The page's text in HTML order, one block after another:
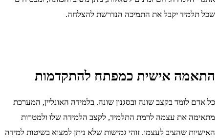
שכל תלמיד יקבל את התמיכה הנדרשת להצלחה.
התאמה אישית כמפתח להתקדמות
כל אדם לומד בקצב שונה ובסגנון שונה. בלמידה האונליין, המערכת
מתאימה את עצמה לרמת התלמיד, לקצב הלמידה שלו ולמטרות
האישיות שהציב לעצמו. זוהי גמישות שלא ניתן למצוא בשיטות למידה